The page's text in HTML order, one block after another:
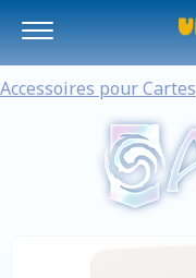
Accessoires pour Cartes